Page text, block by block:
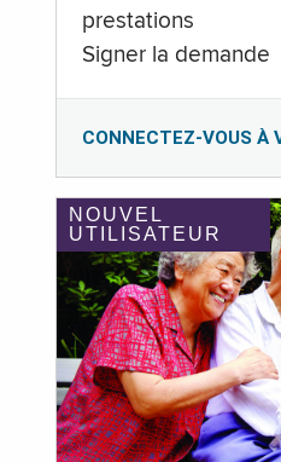
prestations
Signer la demande
CONNECTEZ-VOUS À
NOUVEL
UTILISATEUR